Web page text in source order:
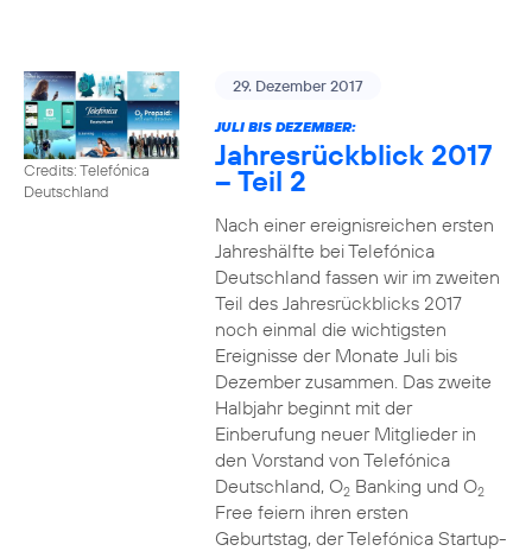
Credits: Telefónica
Deutschland
29. Dezember 2017
JULI BIS DEZEMBER:
Jahresrückblick 2017
– Teil 2
Nach einer ereignisreichen ersten
Jahreshälfte bei Telefónica
Deutschland fassen wir im zweiten
Teil des Jahresrückblicks 2017
noch einmal die wichtigsten
Ereignisse der Monate Juli bis
Dezember zusammen. Das zweite
Halbjahr beginnt mit der
Einberufung neuer Mitglieder in
den Vorstand von Telefónica
Deutschland, O2Banking und O2
Free feiern ihren ersten
Geburtstag, der Telefónica Startup-